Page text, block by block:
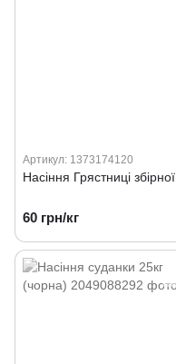
Артикул: 1373174120
Насіння Грястниці збірної
60 грн/кг